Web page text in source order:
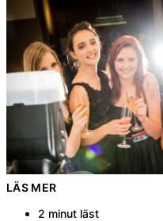
LÄS MER
2 minut läst